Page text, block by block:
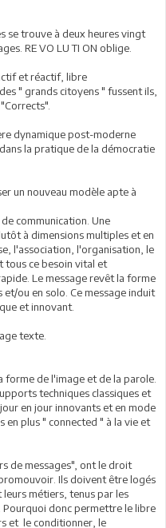
se trouve à deux heures vingt
RE VO LU TI ON oblige.
et réactif, libre
" grands citoyens " fussent ils,
dynamique post-moderne
la pratique de la démocratie
un nouveau modèle apte à
communication. Une
à dimensions multiples et en
l'association, l'organisation, le
ce besoin vital et
Le message revêt la forme
ou en solo. Ce message induit
et innovant.
texte.
forme de l'image et de la parole.
techniques classiques et
en jour innovants et en mode
plus " connected " à la vie et
de messages", ont le droit
Ils doivent être logés
métiers, tenus par les
donc permettre le libre
et le conditionner, le